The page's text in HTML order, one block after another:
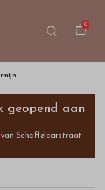
0
geopend aan
van Schaffelaarstraat